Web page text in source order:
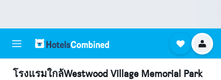
โรงแรมใกล้Westwood Village Memorial Park